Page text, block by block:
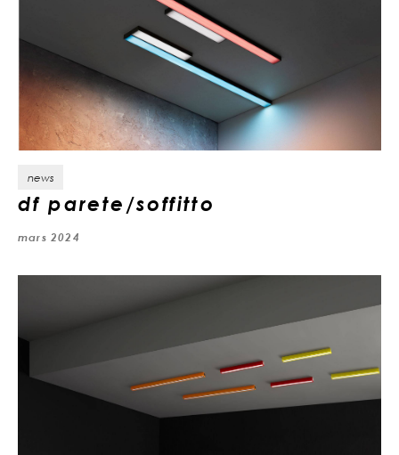
news
df parete/soffitto
mars 2024